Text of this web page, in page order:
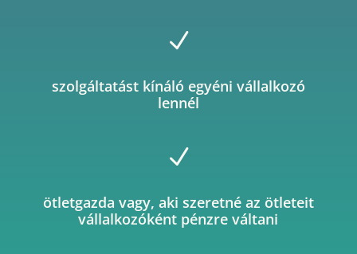
N
szolgáltatást kínáló egyéni vállalkozó
lennél
N
ötletgazda vagy, aki szeretné az ötleteit
vállalkozóként pénzre váltani